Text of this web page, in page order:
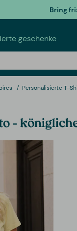
Bring
geschenke
Personalisierte T-
–